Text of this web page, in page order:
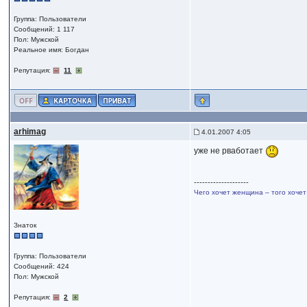
Группа: Пользователи
Сообщений: 1 117
Пол: Мужской
Реальное имя: Богдан
Репутация: 11
arhimag 4.01.2007 4:05
Знаток
Группа: Пользователи
Сообщений: 424
Пол: Мужской
Репутация: 2
уже не рваботает
--------------------
Чего хочет женщина – того